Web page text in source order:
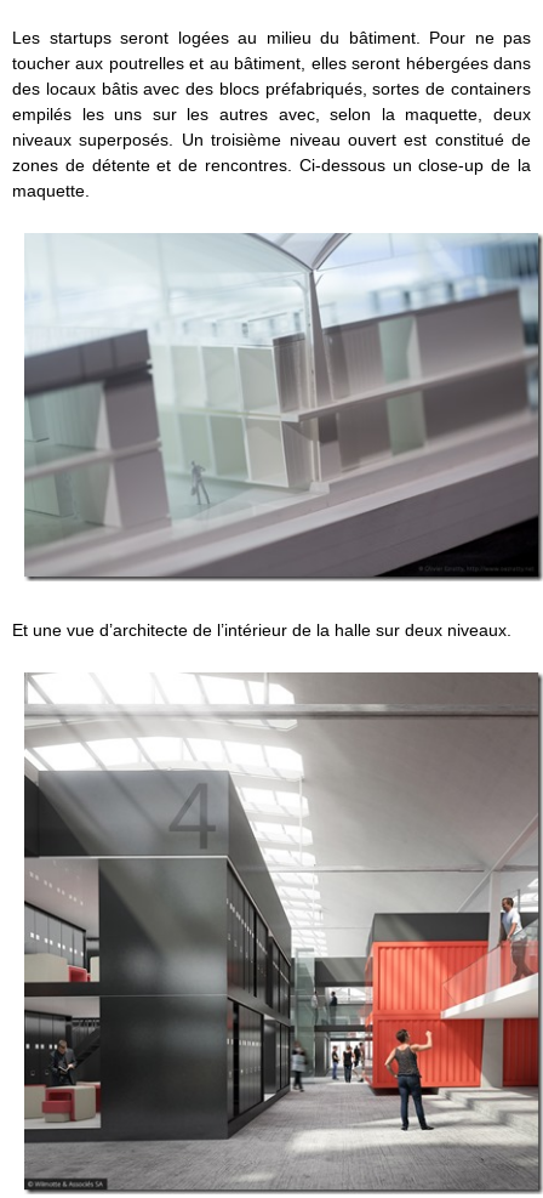
Les startups seront logées au milieu du bâtiment. Pour ne pas
toucher aux poutrelles et au bâtiment, elles seront hébergées dans
des locaux bâtis avec des blocs préfabriqués, sortes de containers
empilés les uns sur les autres avec, selon la maquette, deux
niveaux superposés. Un troisième niveau ouvert est constitué de
zones de détente et de rencontres. Ci-dessous un close-up de la
maquette.
Et une vue d’architecte de l’intérieur de la halle sur deux niveaux.